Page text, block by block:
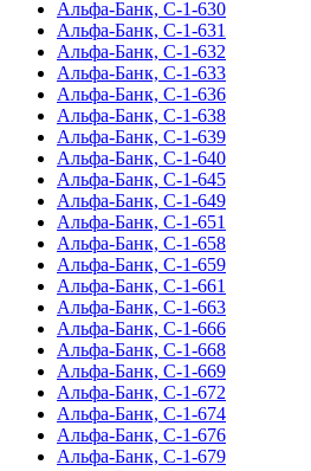
Альфа-Банк, С-1-630
Альфа-Банк, С-1-631
Альфа-Банк, С-1-632
Альфа-Банк, С-1-633
Альфа-Банк, С-1-636
Альфа-Банк, С-1-638
Альфа-Банк, С-1-639
Альфа-Банк, С-1-640
Альфа-Банк, С-1-645
Альфа-Банк, С-1-649
Альфа-Банк, С-1-651
Альфа-Банк, С-1-658
Альфа-Банк, С-1-659
Альфа-Банк, С-1-661
Альфа-Банк, С-1-663
Альфа-Банк, С-1-666
Альфа-Банк, С-1-668
Альфа-Банк, С-1-669
Альфа-Банк, С-1-672
Альфа-Банк, С-1-674
Альфа-Банк, С-1-676
Альфа-Банк, С-1-679